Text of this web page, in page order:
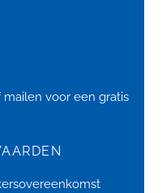
mailen voor een gratis